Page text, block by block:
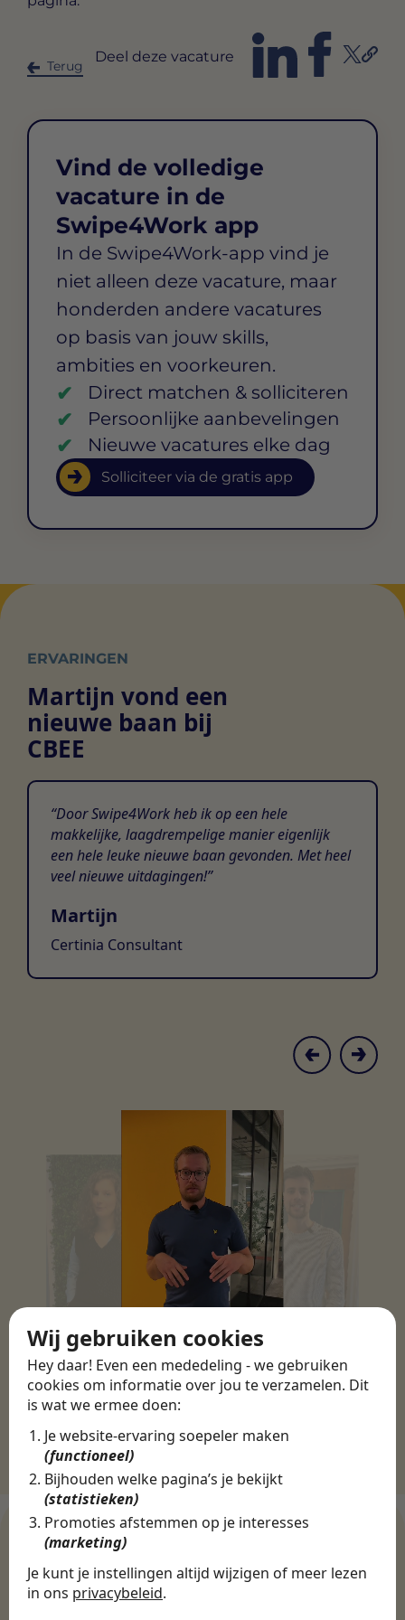
Wij gebruiken cookies
Hey daar! Even een mededeling - we gebruiken
cookies om informatie over jou te verzamelen. Dit
is wat we ermee doen:
Je website-ervaring soepeler maken
(functioneel)
Bijhouden welke pagina’s je bekijkt
(statistieken)
Promoties afstemmen op je interesses
(marketing)
Je kunt je instellingen altijd wijzigen of meer lezen
in ons privacybeleid.
Terug
Deel deze vacature
Vind de volledige
vacature in de
Swipe4Work app
In de Swipe4Work-app vind je
niet alleen deze vacature, maar
honderden andere vacatures
op basis van jouw skills,
ambities en voorkeuren.
Direct matchen & solliciteren
Persoonlijke aanbevelingen
Nieuwe vacatures elke dag
Solliciteer via de gratis app
ERVARINGEN
Martijn vond een
nieuwe baan bij
CBEE
Door Swipe4Work heb ik op een hele
makkelijke, laagdrempelige manier eigenlijk
een hele leuke nieuwe baan gevonden. Met heel
veel nieuwe uitdagingen!
Martijn
Certinia Consultant
WERKGEVERS
Ontdek meer dan 500+